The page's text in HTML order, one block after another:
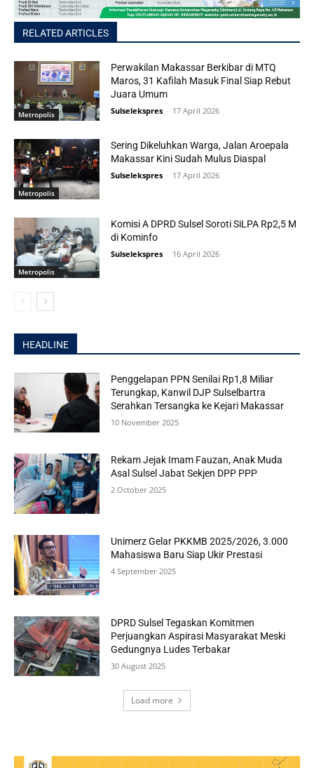
RELATED ARTICLES
Metropolis
Perwakilan Makassar Berkibar di MTQ
Maros, 31 Kafilah Masuk Final Siap Rebut
Juara Umum
Sulselekspres - 17 April 2026
Metropolis
Sering Dikeluhkan Warga, Jalan Aroepala
Makassar Kini Sudah Mulus Diaspal
Sulselekspres - 17 April 2026
Metropolis
Komisi A DPRD Sulsel Soroti SiLPA Rp2,5 M
di Kominfo
Sulselekspres - 16 April 2026
HEADLINE
Penggelapan PPN Senilai Rp1,8 Miliar
Terungkap, Kanwil DJP Sulselbartra
Serahkan Tersangka ke Kejari Makassar
10 November 2025
Rekam Jejak Imam Fauzan, Anak Muda
Asal Sulsel Jabat Sekjen DPP PPP
2 October 2025
Unimerz Gelar PKKMB 2025/2026, 3.000
Mahasiswa Baru Siap Ukir Prestasi
4 September 2025
DPRD Sulsel Tegaskan Komitmen
Perjuangkan Aspirasi Masyarakat Meski
Gedungnya Ludes Terbakar
30 August 2025
Load more